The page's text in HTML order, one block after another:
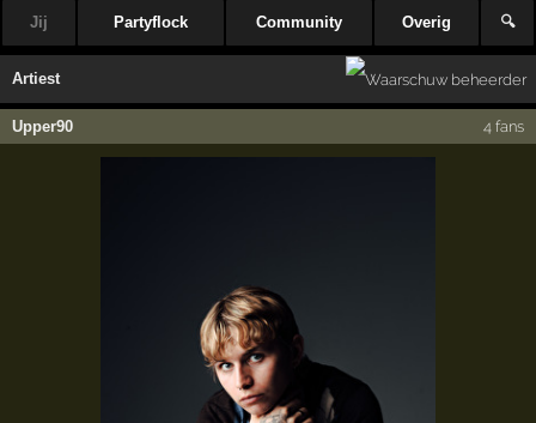
Jij Partyflock Community Overig 🔍
Artiest
Upper90 4 fans